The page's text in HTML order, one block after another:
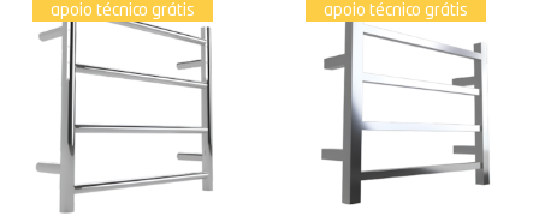
apoio técnico grátis apoio técnico grátis